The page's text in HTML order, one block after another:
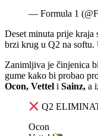
— Formula 1
Deset minuta prije kraja
brzi krug u Q2 na softu.
Zanimljiva je činjenica
gume kako bi probao
Ocon, Vettel i Sainz, a
Q2
Ocon